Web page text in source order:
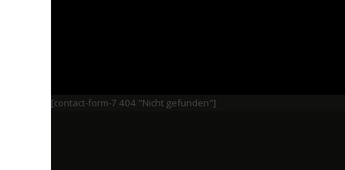
[contact-form-7 404 "Nicht gefunden"]